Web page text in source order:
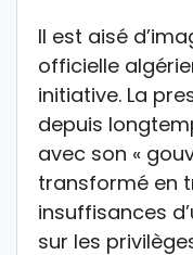
Il est aisé
officielle
initiative. La
depuis
avec son «
transformé en
insuffisances
sur les